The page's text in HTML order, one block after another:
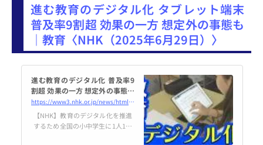
進む教育のデジタル化 タブレット端末
普及率9割超 効果の一方 想定外の事態も
｜教育〈NHK（2025年6月29日）〉
進む教育のデジタル化 普及率9
割超 効果の一方 想定外の事態も
| NHK
https://www3.nhk.or.jp/news/html/20250629/k10014847471000.html
【NHK】教育のデジタル化を推進
するため全国の小中学生に1人1台